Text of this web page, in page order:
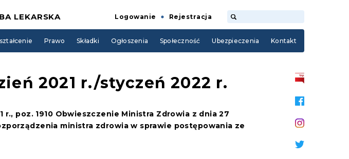
LEKARSKA Logowanie Rejestracja
Prawo Składki Ogłoszenia Społeczność Ubezpieczenia Kontakt
2021 r./styczeń 2022 r.
r., poz. 1910 Obwieszczenie Ministra Zdrowia z dnia 27
ministra zdrowia w sprawie postępowania ze